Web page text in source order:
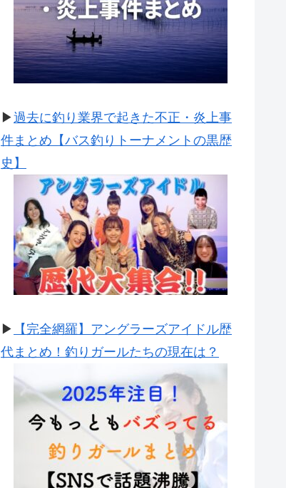
▶過去に釣り業界で起きた不正・炎上事
件まとめ【バス釣りトーナメントの黒歴
史】
▶
【完全網羅】アングラーズアイドル歴
代まとめ！釣りガールたちの現在は？